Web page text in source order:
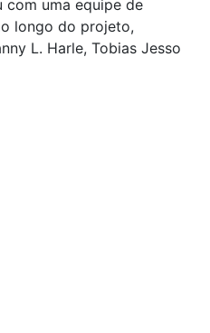
uma equipe de
longo do projeto,
L. Harle, Tobias Jesso